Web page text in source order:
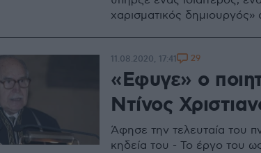
χαρισματικός
«Εφυγε» ο
Ντίνος
Άφησε την τελευταία του
κηδεία του - Το έργο του
11.08.2020, 17:41 29